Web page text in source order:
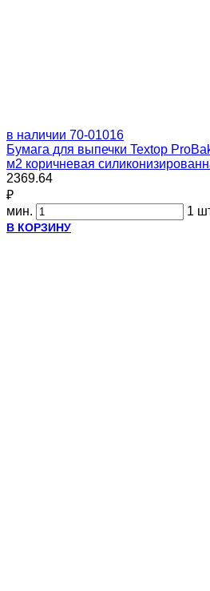
в наличии 70-01016
Бумага для выпечки Textop
м2 коричневая
2369.64
₽
мин.
1
В КОРЗИНУ